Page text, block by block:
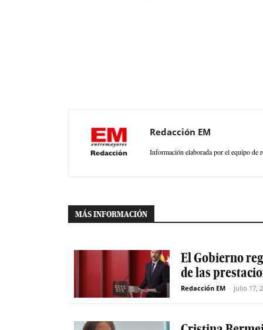
Redacción EM
Información elaborada por el equipo de
MÁS INFORMACIÓN
El Gobierno
de las
Redacción EM - julio 17,